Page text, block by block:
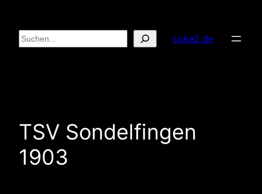
Inhalt
springen
Suchen soke2.de
TSV Sondelfingen
1903